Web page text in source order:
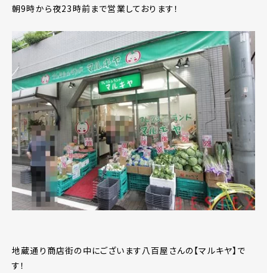
朝9時から夜23時前まで営業しております！
地蔵通り商店街の中にございます八百屋さんの【マルキヤ】で
す！